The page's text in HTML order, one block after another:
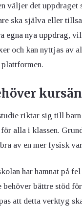
väljer det uppdraget
ska själva eller
egna nya uppdrag,
och kan nyttjas av
riktar sig till
alla i klassen.
av en mer fysisk
har hamnat på
behöver bättre stöd
att detta verktyg